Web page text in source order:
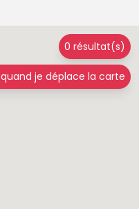
0 résultat(s)
je déplace la carte